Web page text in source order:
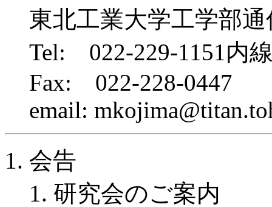
東北工業大学工学部
Tel: 022-229-1151内
Fax: 022-228-0447
email:
会告
研究会のご案内